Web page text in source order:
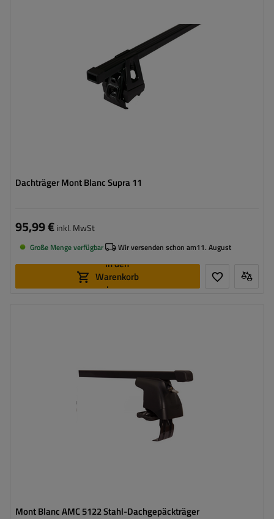
Dachträger Mont Blanc Supra 11
95,99 €inkl. MwSt
Große Menge verfügbar Wir versenden schon am11. August
In den
Warenkorb
legen
Mont Blanc AMC 5122 Stahl-Dachgepäckträger